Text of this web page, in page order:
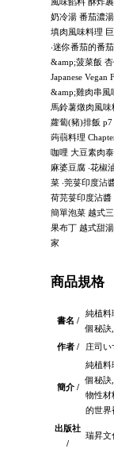
奶冷湯 番茄濃
填肉風味料理
‧迷你番茄的番
&amp;菠菜飯
Japanese
&amp;雞肉串風
馬鈴薯燉肉風
蘿蔔(豬)排飯
蒟蒻料理
咖哩 大豆素肉
麻婆豆腐 ‧花椒
菜 ‧莞荽印度沾
荷芫荽印度沾醬
簡單泡菜 越式
果布丁 越式甜
家
商品規格
書名 /
純植料
個秘訣
作者 /
庄司い
簡介 /
純植料
個秘訣
物性材
的世界
出版社
/
瑞昇文